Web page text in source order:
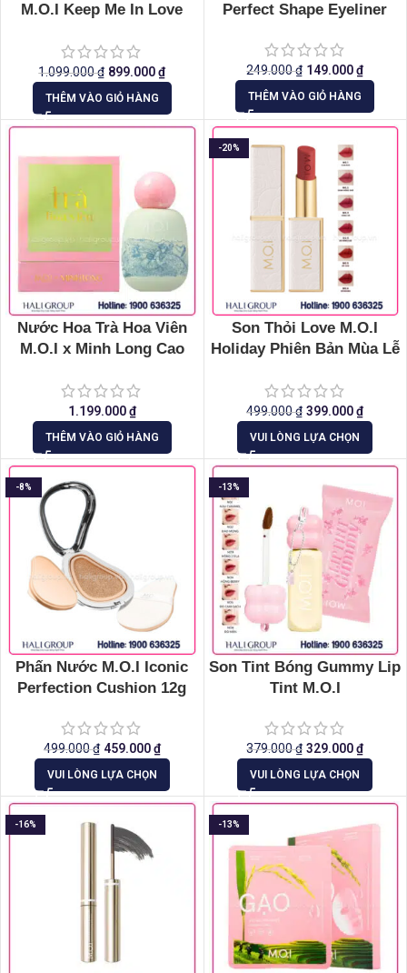
M.O.I Keep Me In Love
1.099.000₫ 899.000₫
THÊM VÀO GIỎ HÀNG
Perfect Shape Eyeliner
249.000₫ 149.000₫
THÊM VÀO GIỎ HÀNG
Nước Hoa Trà Hoa Viên
M.O.I x Minh Long Cao
1.199.000₫
THÊM VÀO GIỎ HÀNG
-20%
Son Thỏi Love M.O.I
Holiday Phiên Bản Mùa Lễ
499.000₫ 399.000₫
VUI LÒNG LỰA CHỌN
-8%
Phấn Nước M.O.I Iconic
Perfection Cushion 12g
499.000₫ 459.000₫
VUI LÒNG LỰA CHỌN
-13%
Son Tint Bóng Gummy Lip
Tint M.O.I
379.000₫ 329.000₫
VUI LÒNG LỰA CHỌN
-16% -13%